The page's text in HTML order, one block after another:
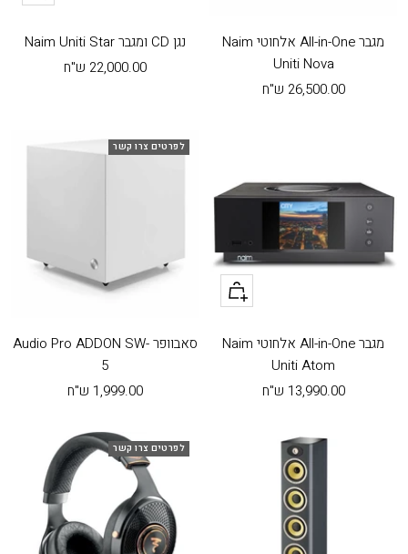
מגבר All-in-One אלחוטי Naim
Uniti Nova
מחיר
26,500.00 ש"ח
הוסף
לעגלה
נגן CD ומגבר Naim Uniti Star
מחיר
22,000.00 ש"ח
+
הוסף
לעגלה
מגבר All-in-One אלחוטי Naim
Uniti Atom
מחיר
13,990.00 ש"ח
לפרטים צרו קשר
סאבוופר Audio Pro ADDON SW-
5
מחיר
1,999.00 ש"ח
לפרטים צרו קשר